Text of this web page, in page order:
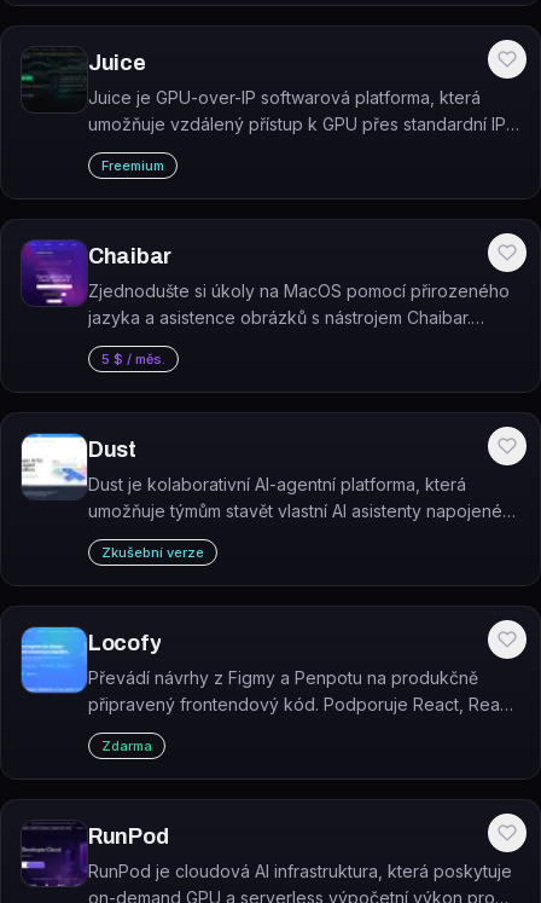
Juice
Juice je GPU-over-IP softwarová platforma, která
umožňuje vzdálený přístup k GPU přes standardní IP
sítě bez nutnosti úpravy aplikačního kódu.
Freemium
Chaibar
Zjednodušte si úkoly na MacOS pomocí přirozeného
jazyka a asistence obrázků s nástrojem Chaibar.
Placený plán vám umožní využívat tento výkonný
nástroj pro vývojáře. Kategorie: #vývojářské nástroje.
5 $ / měs.
Dust
Dust je kolaborativní AI-agentní platforma, která
umožňuje týmům stavět vlastní AI asistenty napojené
na interní firemní data a nástroje bez nutnosti psát
kód.
Zkušební verze
Locofy
Převádí návrhy z Figmy a Penpotu na produkčně
připravený frontendový kód. Podporuje React, React
Native, HTML/CSS, Flutter, Vue, Angular a Next.js.
Zdarma
RunPod
RunPod je cloudová AI infrastruktura, která poskytuje
on-demand GPU a serverless výpočetní výkon pro